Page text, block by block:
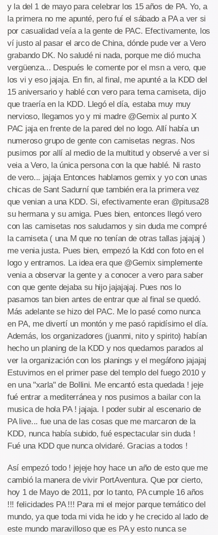
y la del 1 de mayo para celebrar los 15 años de PA. Yo, a
la primera no me apunté, pero fuí el sábado a PA a ver si
por casualidad veía a la gente de PAC. Efectivamente, los
ví justo al pasar el arco de China, dónde pude ver a Vero
grabando DK. No saludé ni nada, porque me dió mucha
vergüenza... Después le comente por el msn a vero, que
los vi y eso jajaja. En fin, al final, me apunté a la KDD del
15 aniversario y hablé con vero para tema camiseta, dijo
que traería en la KDD. Llegó el día, estaba muy muy
nervioso, llegamos yo y mi madre @Gemix al punto X
PAC jaja en frente de la pared del no logo. Allí había un
numeroso grupo de gente con camisetas negras. Nos
pusimos por allí al medio de la multitud y observé a ver si
veia a Vero, la única persona con la que hablé. Ni rasto
de vero... jajaja Entonces hablamos gemix y yo con unas
chicas de Sant Sadurní que también era la primera vez
que venian a una KDD. Si, efectivamente eran @pitusa28
su hermana y su amiga. Pues bien, entonces llegó vero
con las camisetas nos saludamos y sin duda me compré
la camiseta ( una M que no tenían de otras tallas jajajaj )
me venia justa. Pues bien, empezó la Kdd con foto en el
logo y entramos. La idea era que @Gemix simplemente
venia a observar la gente y a conocer a vero para saber
con que gente dejaba su hijo jajajajaj. Pues nos lo
pasamos tan bien antes de entrar que al final se quedó.
Más adelante se hizo del PAC. Me lo pasé como nunca
en PA, me divertí un montón y me pasó rapidísimo el día.
Además, los organizadores (juanmi, nito y spirito) habían
hecho un planing de la KDD y nos quedamos parados al
ver la organización con los planings y el megáfono jajajaj
Estuvimos en el primer pase del templo del fuego 2010 y
en una "xarla" de Bollini. Me encantó esta quedada ! jeje
fué entrar a mediterránea y nos pusimos a bailar con la
musica de hola PA ! jajaja. I poder subir al escenario de
PA live... fue una de las cosas que me marcaron de la
KDD, nunca había subido, fué espectacular sin duda !
Fué una KDD que nunca olvidaré. Gracias a todos !
Así empezó todo ! jejeje hoy hace un año de esto que me
cambió la manera de vivir PortAventura. Que por cierto,
hoy 1 de Mayo de 2011, por lo tanto, PA cumple 16 años
!!! felicidades PA !!! Para mi el mejor parque temático del
mundo, ya que toda mi vida he ido y he crecido al lado de
este mundo maravilloso que es PA y esto nunca se